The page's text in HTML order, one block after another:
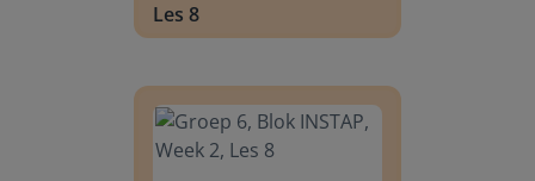
Les 8